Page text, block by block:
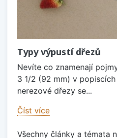
Typy výpustí dřezů
Nevíte co znamenají
3 1/2 (92 mm) v
nerezové dřezy se...
Číst více
Všechny články a témata